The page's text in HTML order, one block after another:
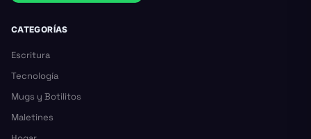
CATEGORÍAS
Escritura
Tecnología
Mugs y Botilitos
Maletines